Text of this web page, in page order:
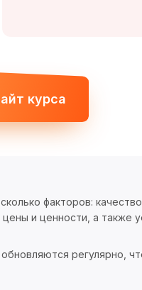
курса
факторов:
и ценности, а также
регулярно,